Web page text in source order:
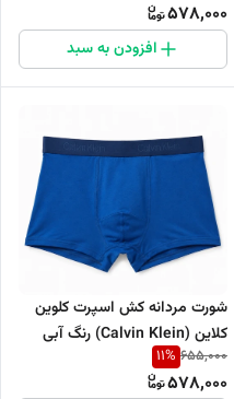
578,000
افزودن به سبد
شورت مردانه کش اسپرت کلوین
کلاین (Calvin Klein) رنگ آبی
655,000
11%
578,000